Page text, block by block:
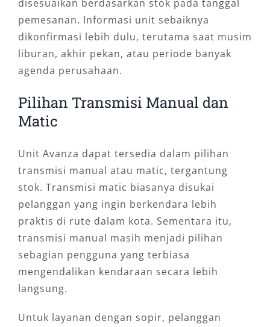
disesuaikan berdasarkan stok pada tanggal
pemesanan. Informasi unit sebaiknya
dikonfirmasi lebih dulu, terutama saat musim
liburan, akhir pekan, atau periode banyak
agenda perusahaan.
Pilihan Transmisi Manual dan
Matic
Unit Avanza dapat tersedia dalam pilihan
transmisi manual atau matic, tergantung
stok. Transmisi matic biasanya disukai
pelanggan yang ingin berkendara lebih
praktis di rute dalam kota. Sementara itu,
transmisi manual masih menjadi pilihan
sebagian pengguna yang terbiasa
mengendalikan kendaraan secara lebih
langsung.
Untuk layanan dengan sopir, pelanggan